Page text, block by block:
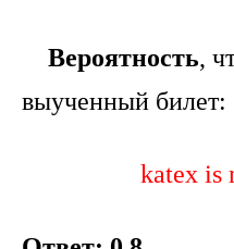
Вероятность,
выученный билет:
katex is